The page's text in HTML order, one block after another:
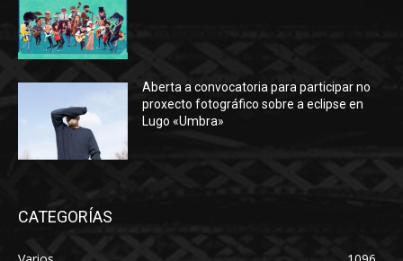
Aberta a convocatoria para participar no
proxecto fotográfico sobre a eclipse en
Lugo «Umbra»
CATEGORÍAS